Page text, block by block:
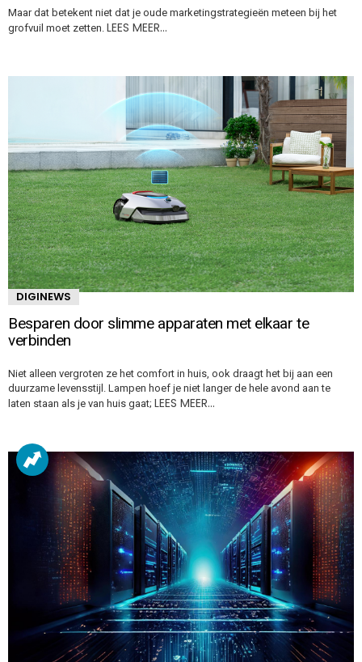
Maar dat betekent niet dat je oude marketingstrategieën meteen bij het
grofvuil moet zetten. LEES MEER…
DIGINEWS
Besparen door slimme apparaten met elkaar te
verbinden
Niet alleen vergroten ze het comfort in huis, ook draagt het bij aan een
duurzame levensstijl. Lampen hoef je niet langer de hele avond aan te
laten staan als je van huis gaat; LEES MEER…